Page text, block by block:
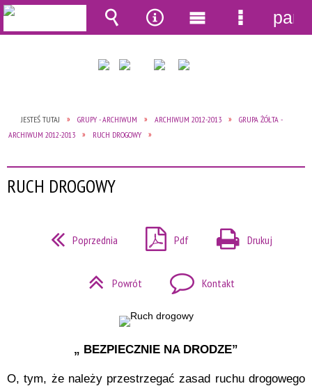
JESTEŚ TUTAJ GRUPY - ARCHIWUM ARCHIWUM 2012-2013
GRUPA ŻÓŁTA -
ARCHIWUM 2012-2013
RUCH DROGOWY
RUCH DROGOWY
Poprzednia Pdf Drukuj
Powrót Kontakt
„ BEZPIECZNIE NA DRODZE”
O, tym, że należy przestrzegać zasad ruchu drogowego
Wyszukiwarka
Narzędzia
Menu
główne
Menu